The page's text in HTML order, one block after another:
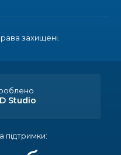
фінансування
захищені.
Studio
підтримки: